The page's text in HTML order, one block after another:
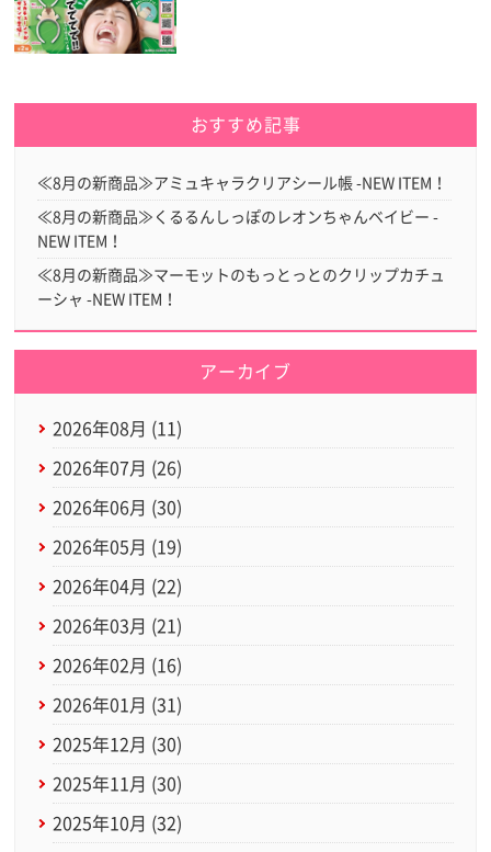
おすすめ記事
≪8月の新商品≫アミュキャラクリアシール帳 -NEW ITEM！
≪8月の新商品≫くるるんしっぽのレオンちゃんベイビー -
NEW ITEM！
≪8月の新商品≫マーモットのもっとっとのクリップカチュ
ーシャ -NEW ITEM！
アーカイブ
2026年08月 (11)
2026年07月 (26)
2026年06月 (30)
2026年05月 (19)
2026年04月 (22)
2026年03月 (21)
2026年02月 (16)
2026年01月 (31)
2025年12月 (30)
2025年11月 (30)
2025年10月 (32)